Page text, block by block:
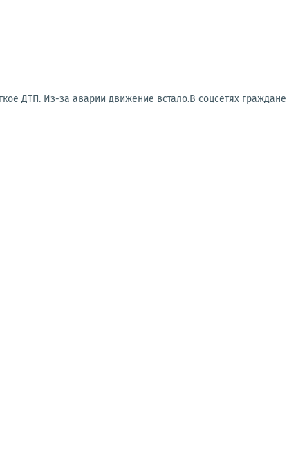
ДТП. Из-за аварии движение встало.В соцсетях граждане